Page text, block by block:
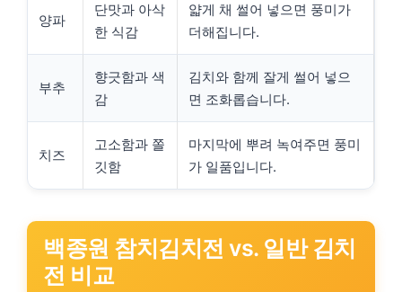
양파
단맛과 아삭
한 식감
얇게 채 썰어 넣으면 풍미가
더해집니다.
부추
향긋함과 색
감
김치와 함께 잘게 썰어 넣으
면 조화롭습니다.
치즈
고소함과 쫄
깃함
마지막에 뿌려 녹여주면 풍미
가 일품입니다.
백종원 참치김치전 vs. 일반 김치
전 비교